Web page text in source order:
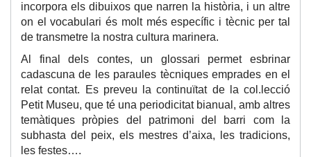
incorpora els dibuixos que narren la història, i un altre
on el vocabulari és molt més específic i tècnic per tal
de transmetre la nostra cultura marinera.
Al final dels contes, un glossari permet esbrinar
cadascuna de les paraules tècniques emprades en el
relat contat. Es preveu la continuïtat de la col.lecció
Petit Museu, que té una periodicitat bianual, amb altres
temàtiques pròpies del patrimoni del barri com la
subhasta del peix, els mestres d’aixa, les tradicions,
les festes….